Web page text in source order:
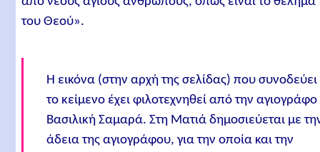
του Θεού».
Η εικόνα (στην αρχή της σελίδας) που συνοδεύει
το κείμενο έχει φιλοτεχνηθεί από την αγιογράφο
Βασιλική Σαμαρά. Στη Ματιά δημοσιεύεται με
άδεια της αγιογράφου, για την οποία και την